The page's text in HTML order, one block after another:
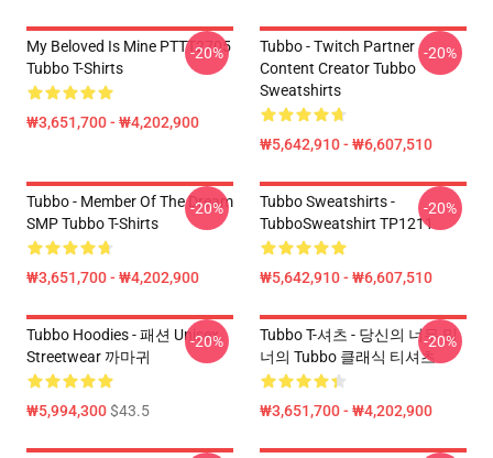
My Beloved Is Mine PTTT2705
Tubbo T-Shirts
₩3,651,700 - ₩4,202,900
-20%
Tubbo - Twitch Partner
Content Creator Tubbo
Sweatshirts
₩5,642,910 - ₩6,607,510
-20%
Tubbo - Member Of The Dream
SMP Tubbo T-Shirts
₩3,651,700 - ₩4,202,900
-20%
Tubbo Sweatshirts -
TubboSweatshirt TP1211
₩5,642,910 - ₩6,607,510
-20%
Tubbo Hoodies - 패션 Unisex
Streetwear 까마귀
₩5,994,300$43.5
-20%
Tubbo T-셔츠 - 당신의 너무 및
너의 Tubbo 클래식 티셔츠
₩3,651,700 - ₩4,202,900
-20%